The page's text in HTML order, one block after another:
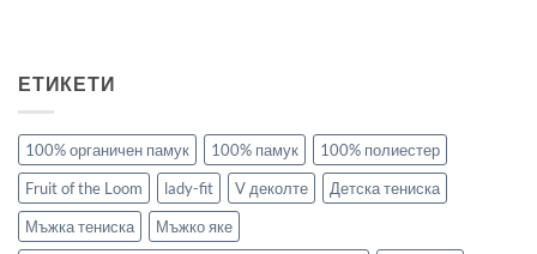
ЕТИКЕТИ
100% органичен памук 100% памук
100% полиестер
Fruit of the Loom
lady-fit V деколте
Детска тениска
Мъжка тениска
Мъжко яке